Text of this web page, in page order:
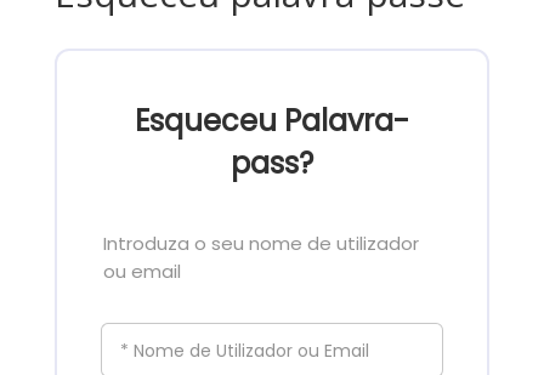
Esqueceu Palavra-
pass?
Introduza o seu nome de utilizador
ou email
* Nome de Utilizador ou Email